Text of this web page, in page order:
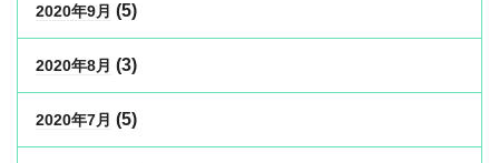
2020年9月 (5)
2020年8月 (3)
2020年7月 (5)